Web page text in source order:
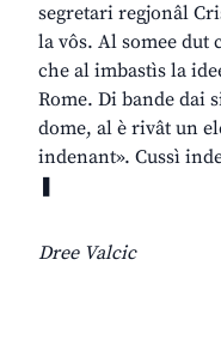
segretari regjonâl
la vôs. Al somee dut
che al imbastìs la
Rome. Di bande dai
dome, al è rivât un
indenant». Cussì
Dree Valcic